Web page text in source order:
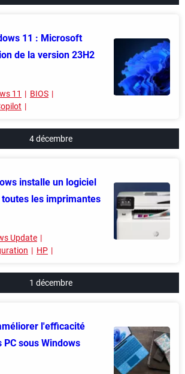
11 : Microsoft
de la version 23H2
11
BIOS
4 décembre
installe un logiciel
les imprimantes
Update
HP
1 décembre
l'efficacité
sous Windows